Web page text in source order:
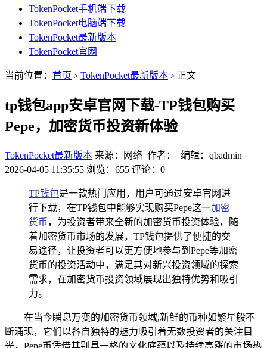
TokenPocket手机端下载
TokenPocket电脑端下载
TokenPocket最新版本
TokenPocket官网
当前位置： 首页 > TokenPocket最新版本 > 正文
tp钱包app安卓官网下载-TP钱包购买
Pepe，加密货币投资新体验
TokenPocket最新版本 来源：网络 作者： 编辑：qbadmin
2026-04-05 11:35:55 浏览：655 评论：0
TP钱包是一款热门应用，用户可通过安卓官网进
行下载，在TP钱包中能够实现购买Pepe这一加密
货币 ，为投资者带来全新的加密货币投资体验，随
着加密货币市场的发展，TP钱包提供了便捷的交
易途径，让投资者可以更方便地参与到Pepe等加密
货币的投资活动中，满足其对新兴投资领域的探索
需求，在加密货币投资领域展现出独特优势和吸引
力。
在当今瞬息万变的加密货币领域,新鲜的币种如繁星般不
断涌现，它们以各自独特的魅力吸引着无数投资者的关注目
光，Pepe币凭借其别具一格的文化底蕴以及持续高涨的市场热